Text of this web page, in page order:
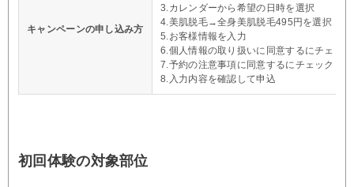
キャンペーンの申し込み方
3.カレンダーから希望の日時を選択
4.美肌脱毛→全身美肌脱毛495円を選択
5.お客様情報を入力
6.個人情報の取り扱いに同意するにチェック
7.予約の注意事項に同意するにチェック
8.入力内容を確認して申込
初回体験の対象部位